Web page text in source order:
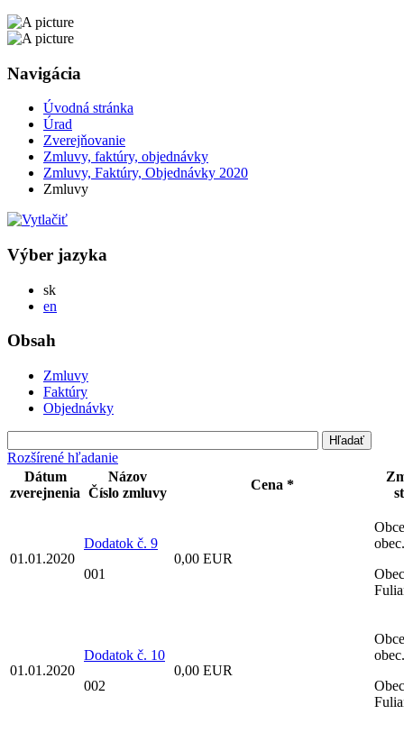
Navigácia
Úvodná stránka
Úrad
Zverejňovanie
Zmluvy, faktúry, objednávky
Zmluvy, Faktúry, Objednávky 2020
Zmluvy
Výber jazyka
skSlovensky
en
Obsah
Zmluvy
Faktúry
Objednávky
Rozšírené hľadanie
Dátum
zverejnenia
Názov
Číslo zmluvy
Cena *
01.01.2020
Dodatok č. 9
001
0,00 EUR
Obec
01.01.2020
Dodatok č. 10
002
0,00 EUR
Obec